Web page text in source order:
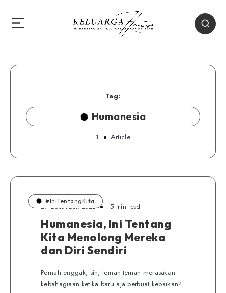
Tag:
Humanesia
1 Article
#IniTentangKita
29 Desember, 2022 5 min read
Humanesia, Ini Tentang
Kita Menolong Mereka
dan Diri Sendiri
Pernah enggak, sih, teman-teman merasakan
kebahagiaan ketika baru aja berbuat kebaikan?